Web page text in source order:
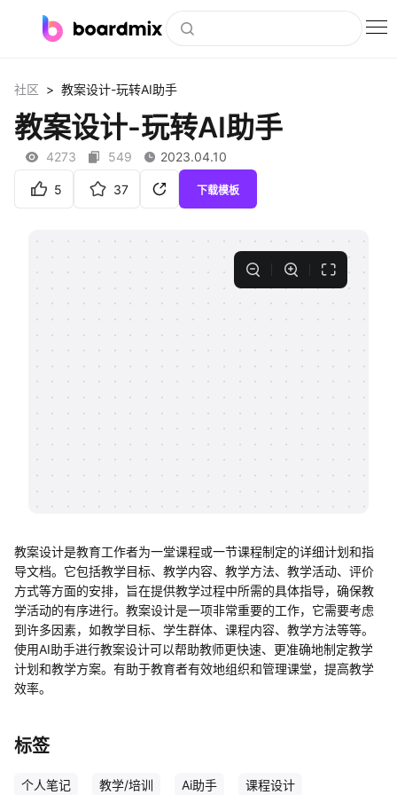
社区资源
下载
私有化部署
客户案例
支持
帮助中心
社区 > 教案设计-玩转AI助手
教案设计-玩转AI助手
4273 549 2023.04.10
5 37 下载模板
教案设计是教育工作者为一堂课程或一节课程制定的详细计划和指
导文档。它包括教学目标、教学内容、教学方法、教学活动、评价
方式等方面的安排，旨在提供教学过程中所需的具体指导，确保教
学活动的有序进行。教案设计是一项非常重要的工作，它需要考虑
到许多因素，如教学目标、学生群体、课程内容、教学方法等等。
使用AI助手进行教案设计可以帮助教师更快速、更准确地制定教学
计划和教学方案。有助于教育者有效地组织和管理课堂，提高教学
效率。
标签
个人笔记 教学/培训 Ai助手 课程设计